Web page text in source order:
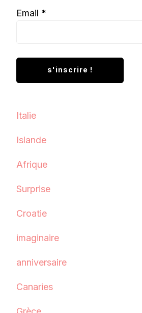
Email *
Italie
Islande
Afrique
Surprise
Croatie
imaginaire
anniversaire
Canaries